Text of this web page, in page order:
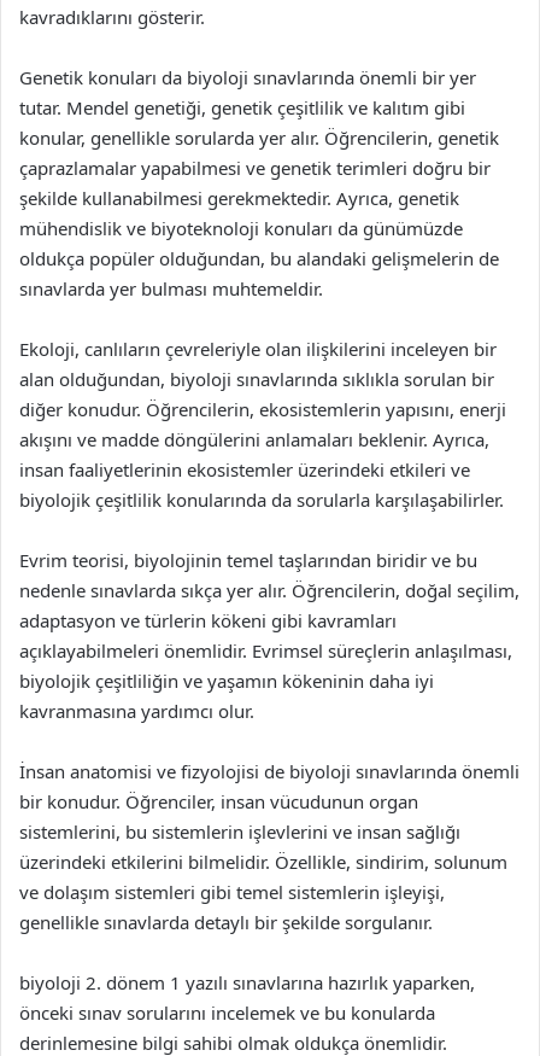
kavradıklarını gösterir.
Genetik konuları da biyoloji sınavlarında önemli bir yer
tutar. Mendel genetiği, genetik çeşitlilik ve kalıtım gibi
konular, genellikle sorularda yer alır. Öğrencilerin, genetik
çaprazlamalar yapabilmesi ve genetik terimleri doğru bir
şekilde kullanabilmesi gerekmektedir. Ayrıca, genetik
mühendislik ve biyoteknoloji konuları da günümüzde
oldukça popüler olduğundan, bu alandaki gelişmelerin de
sınavlarda yer bulması muhtemeldir.
Ekoloji, canlıların çevreleriyle olan ilişkilerini inceleyen bir
alan olduğundan, biyoloji sınavlarında sıklıkla sorulan bir
diğer konudur. Öğrencilerin, ekosistemlerin yapısını, enerji
akışını ve madde döngülerini anlamaları beklenir. Ayrıca,
insan faaliyetlerinin ekosistemler üzerindeki etkileri ve
biyolojik çeşitlilik konularında da sorularla karşılaşabilirler.
Evrim teorisi, biyolojinin temel taşlarından biridir ve bu
nedenle sınavlarda sıkça yer alır. Öğrencilerin, doğal seçilim,
adaptasyon ve türlerin kökeni gibi kavramları
açıklayabilmeleri önemlidir. Evrimsel süreçlerin anlaşılması,
biyolojik çeşitliliğin ve yaşamın kökeninin daha iyi
kavranmasına yardımcı olur.
İnsan anatomisi ve fizyolojisi de biyoloji sınavlarında önemli
bir konudur. Öğrenciler, insan vücudunun organ
sistemlerini, bu sistemlerin işlevlerini ve insan sağlığı
üzerindeki etkilerini bilmelidir. Özellikle, sindirim, solunum
ve dolaşım sistemleri gibi temel sistemlerin işleyişi,
genellikle sınavlarda detaylı bir şekilde sorgulanır.
biyoloji 2. dönem 1 yazılı sınavlarına hazırlık yaparken,
önceki sınav sorularını incelemek ve bu konularda
derinlemesine bilgi sahibi olmak oldukça önemlidir.